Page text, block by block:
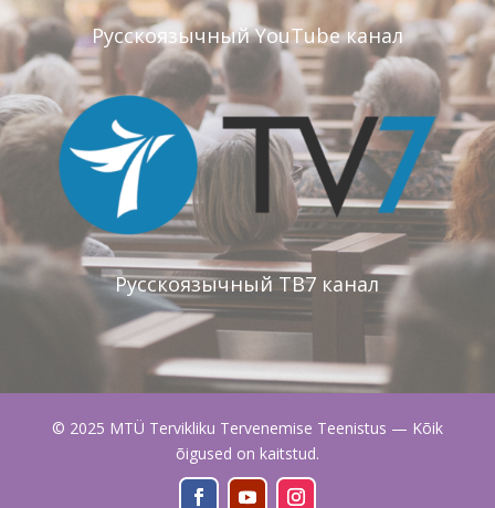
Русскоязычный YouTube канал
Русскоязычный ТВ7 канал
© 2025 MTÜ Tervikliku Tervenemise Teenistus — Kõik
õigused on kaitstud.